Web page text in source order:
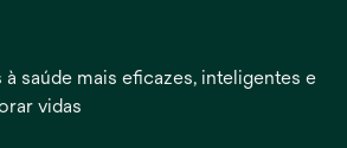
saúde mais eficazes, inteligentes e
vidas